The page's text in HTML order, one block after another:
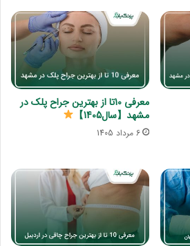
معرفی 10تا از بهترین جراح پلک در
مشهد【سال1405】
6 مرداد 1405